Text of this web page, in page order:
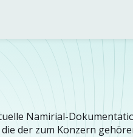
Namirial-
der zum Konzern